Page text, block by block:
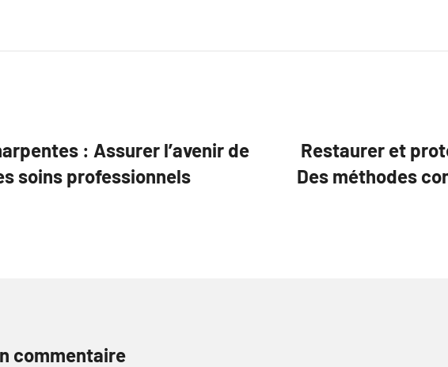
: Assurer l’avenir de
soins professionnels
Restaurer et
Des méthodes
commentaire